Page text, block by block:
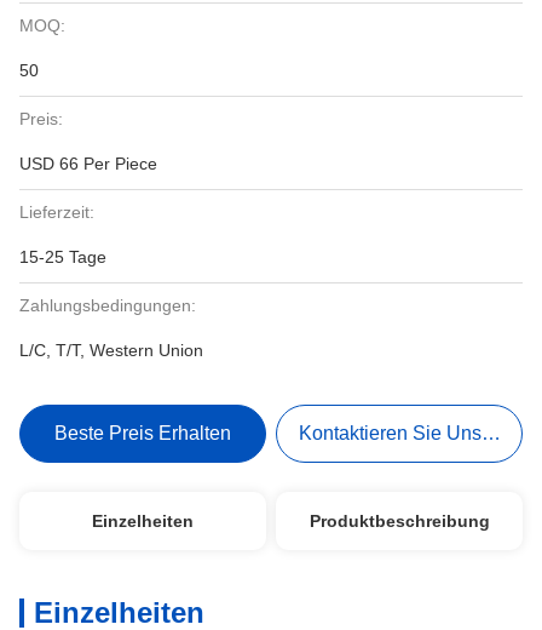
MOQ:
50
Preis:
USD 66 Per Piece
Lieferzeit:
15-25 Tage
Zahlungsbedingungen:
L/C, T/T, Western Union
Beste Preis Erhalten Kontaktieren Sie Uns Jetzt
Einzelheiten Produktbeschreibung
Einzelheiten